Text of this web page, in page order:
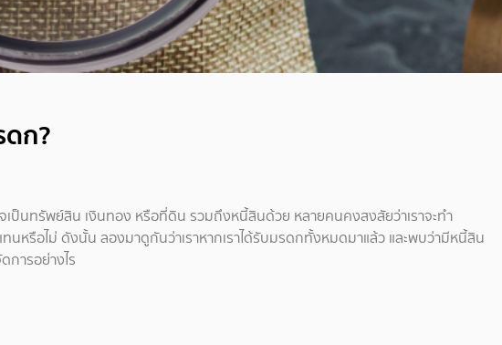
ดก?
เป็นทรัพย์สิน เงินทอง หรือที่ดิน รวมถึงหนี้สินด้วย หลายคนคงสงสัยว่าเราจะทำ
นหรือไม่ ดังนั้น ลองมาดูกันว่าเราหากเราได้รับมรดกทั้งหมดมาแล้ว และพบว่ามีหนี้สิน
ารอย่างไร